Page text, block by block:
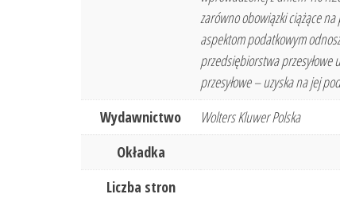
zarówno obowiązki ciążące
aspektom podatkowym
przedsiębiorstwa przesyłowe
przesyłowe – uzyska na jej
Wydawnictwo
Wolters Kluwer Polska
Okładka
Liczba stron